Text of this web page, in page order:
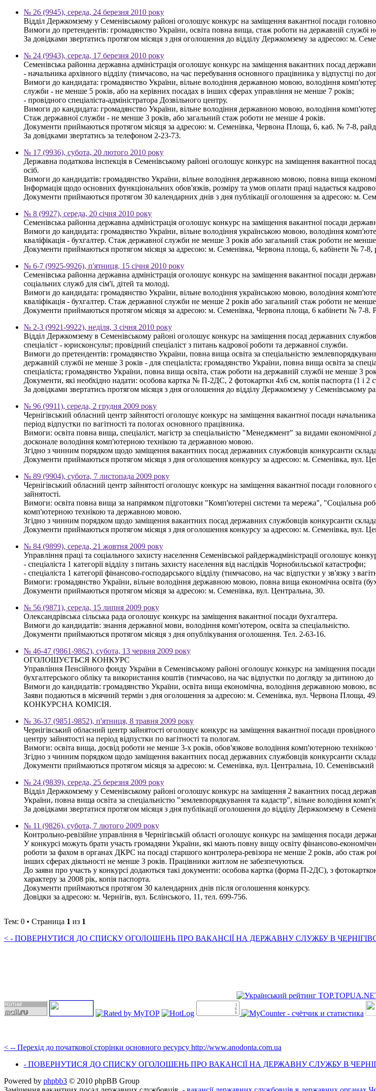
№ 26 (9945), середа, 24 березня 2010 року
Відділ Держкомзему у Семенівському районі оголошує конкурс на заміщення вакантної посади
Вимоги до претендентів: громадянство України, освіта повна вища, стаж роботи на державній службі
За довідками звертатись протягом місяця з дня оголошення до відділу Держкомзему за адресою: м.
№ 24 (9943), середа, 17 березня 2010 року
Семенівська районна державна адміністрація оголошує конкурс на заміщення вакантних посад
- начальника архівного відділу (тимчасово, на час перебування основного працівника у відпустці по
Вимоги до кандидата: громадянство України, вільне володіння державною мовою, володіння
служби - не менше 5 років, або на керівних посадах в інших сферах управління не менше 7 років;
- провідного спеціаліста-адміністратора Дозвільного центру.
Вимоги до кандидата: громадянство України, вільне володіння державною мовою, володіння
Стаж державної служби - не менше 3 років, або загальний стаж роботи не менше 4 років.
Документи приймаються протягом місяця за адресою: м. Семенівка, Червона Площа, 6, каб. № 7-8,
За довідками звертатись за телефоном 2-23-73.
№ 17 (9936), субота, 20 лютого 2010 року
Державна податкова інспекція в Семенівському районі оголошує конкурс на заміщення вакантної
осіб.
Вимоги до кандидатів: громадянство України, вільне володіння державною мовою, повна вища
Інформація щодо основних функціональних обов'язків, розміру та умов оплати праці надається
Документи приймаються протягом 30 календарних днів з дня публікації оголошення за адресою: м.
№ 8 (9927), середа, 20 січня 2010 року
Семенівська районна державна адміністрація оголошує конкурс на заміщення вакантної посади
Вимоги до кандидата: громадянство України, вільне володіння українською мовою, володіння
кваліфікація - бухгалтер. Стаж державної служби не менше 3 років або загальний стаж роботи не
Документи приймаються протягом місяця за адресою: м. Семенівка, Червона площа, 6, кабінети № 7-8,
№ 6-7 (9925-9926), п'ятниця, 15 січня 2010 року
Семенівська районна державна адміністрація оголошує конкурс на заміщення вакантної посади
соціальних служб для сім'ї, дітей та молоді.
Вимоги до кандидата: громадянство України, вільне володіння українською мовою, володіння
кваліфікація - бухгалтер. Стаж державної служби не менше 2 років або загальний стаж роботи не
Документи приймаються протягом місяця за адресою: м. Семенівка, Червона площа, 6 кабінети № 7-8.
№ 2-3 (9921-9922), неділя, 3 січня 2010 року
Відділ Держкомзему в Семенівському районі оголошує конкурс на заміщення посад державних
спеціаліст - юрисконсульт; провідний спеціаліст з питань кадрової роботи та державної служби.
Вимоги до претендентів: громадянство України, повна вища освіта за спеціальністю
державній службі не менше 3 років - для спеціаліста; громадянство України, повна вища освіта за
спеціаліста; громадянство України, повна вища освіта, стаж роботи на державній службі не менше 3
Документи, які необхідно надати: особова картка № П-2ДС, 2 фотокартки 4х6 см, копія паспорта (1 і 2
За довідками звертатись протягом місяця з дня оголошення до відділу Держкомзему у Семенівському
№ 96 (9911), середа, 2 грудня 2009 року
Чернігівський обласний центр зайнятості оголошує конкурс на заміщення вакантної посади
період відпустки по вагітності та пологах основного працівника.
Вимоги: освіта повна вища, спеціаліст, магістр за спеціальністю "Менеджмент" за видами
досконале володіння комп'ютерною технікою та державною мовою.
Згідно з чинним порядком щодо заміщення вакантних посад державних службовців конкурсанти
Документи приймаються протягом місяця з дня оголошення конкурсу за адресою: м. Семенівка, вул.
№ 89 (9904), субота, 7 листопада 2009 року
Чернігівський обласний центр зайнятості оголошує конкурс на заміщення вакантної посади
зайнятості.
Вимоги: освіта повна вища за напрямком підготовки "Комп'ютерні системи та мережа", "Соціальна
комп'ютерною технікою та державною мовою.
Згідно з чинним порядком щодо заміщення вакантних посад державних службовців конкурсанти
Документи приймаються протягом місяця з дня оголошення конкурсу за адресою: м. Семенівка, вул.
№ 84 (9899), середа, 21 жовтня 2009 року
Управління праці та соціального захисту населення Семенівської райдержадміністрації оголошує
- спеціаліста 1 категорії відділу з питань захисту населення від наслідків Чорнобильської катастрофи;
- спеціаліста 1 категорії фінансово-господарського відділу (тимчасово, на час відпустки у зв'язку з
Вимоги: громадянство України, вільне володіння державною мовою, повна вища економічна освіта
Документи приймаються протягом місяця за адресою: м. Семенівка, вул. Центральна, 30.
№ 56 (9871), середа, 15 липня 2009 року
Олександрівська сільська рада оголошує конкурс на заміщення вакантної посади бухгалтера.
Вимоги до кандидатів: знання державної мови, володіння комп'ютером, освіта за спеціальністю.
Документи приймаються протягом місяця з дня опублікування оголошення. Тел. 2-63-16.
№ 46-47 (9861-9862), субота, 13 червня 2009 року
ОГОЛОШУЄТЬСЯ КОНКУРС
Управління Пенсійного фонду України в Семенівському районі оголошує конкурс на заміщення
бухгалтерського обліку та використання коштів (тимчасово, на час відпустки по догляду за дитиною до
Вимоги до кандидатів: громадянство України, освіта вища економічна, володіння державною мовою,
Заяви подаються в місячний термін з дня оголошення за адресою: м. Семенівка, вул. Червона Площа,
КОНКУРСНА КОМІСІЯ.
№ 36-37 (9851-9852), п'ятниця, 8 травня 2009 року
Чернігівський обласний центр зайнятості оголошує конкурс на заміщення вакантної посади
центру зайнятості на період відпустки по вагітності та пологам.
Вимоги: освіта вища, досвід роботи не менше 3-х років, обов'язкове володіння комп'ютерною
Згідно з чинним порядком щодо заміщення вакантних посад державних службовців конкурсанти
Документи приймаються протягом місяця за адресою: м. Семенівка, вул. Центральна, 10. Семенівський
№ 24 (9839), середа, 25 березня 2009 року
Відділ Держкомзему у Семенівському районі оголошує конкурс на заміщення 2 вакантних посад
України, повна вища освіта за спеціальністю "землевпорядкування та кадастр", вільне володіння
За довідками звертатися протягом місяця з дня публікації оголошення до відділу Держкомзему в
№ 11 (9826), субота, 7 лютого 2009 року
Контрольно-ревізійне управління в Чернігівській області оголошує конкурс на заміщення посади
У конкурсі можуть брати участь громадяни України, які мають повну вищу освіту фінансово-
роботи за фахом в органах ДКРС на посаді старшого контролера-ревізора не менше 2 років, або стаж
інших сферах діяльності не менше 3 років. Працівники житлом не забезпечуються.
До заяви про участь у конкурсі додаються такі документи: особова картка (форма П-2ДС), з
характеру за 2008 рік, копія паспорта.
Документи приймаються протягом 30 календарних днів після оголошення конкурсу.
Довідки за адресою: м. Чернігів, вул. Бєлінського, 11, тел. 699-756.
Тем: 0 • Страница 1 из 1
< - ПОВЕРНУТИСЯ ДО СПИСКУ ОГОЛОШЕНЬ ПРО ВАКАНСІЇ НА ДЕРЖАВНУ СЛУЖБУ В
< -- Перехід до початкової сторінки основного ресурсу http://www.anodonta.com.ua
- ПОВЕРНУТИСЯ ДО СПИСКУ ОГОЛОШЕНЬ ПРО ВАКАНСІЇ НА ДЕРЖАВНУ СЛУЖБУ В
Powered by phpbb3 © 2010 phpBB Group